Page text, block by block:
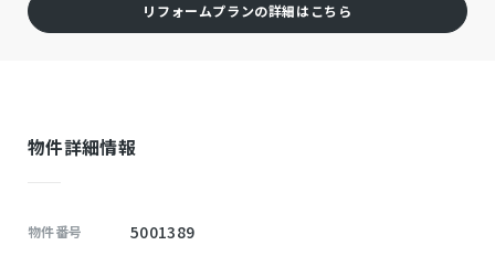
リフォームプランの詳細はこちら
物件詳細情報
物件番号 5001389